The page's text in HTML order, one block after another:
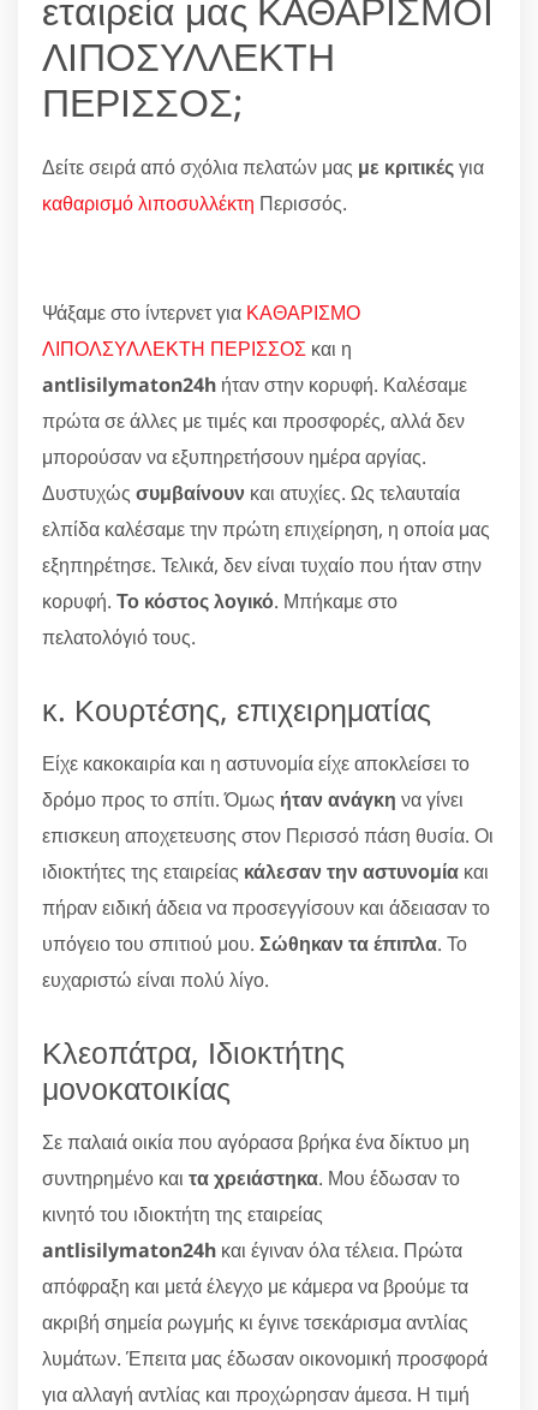
εταιρεία μας ΚΑΘΑΡΙΣΜΟΙ
ΛΙΠΟΣΥΛΛΕΚΤΗ
ΠΕΡΙΣΣΟΣ;
Δείτε σειρά από σχόλια πελατών μας με κριτικέςγια
καθαρισμό λιποσυλλέκτη Περισσός.
Ψάξαμε στο ίντερνετ για ΚΑΘΑΡΙΣΜΟ
ΛΙΠΟΛΣΥΛΛΕΚΤΗ ΠΕΡΙΣΣΟΣ και η
antlisilymaton24h ήταν στην κορυφή. Καλέσαμε
πρώτα σε άλλες με τιμές και προσφορές, αλλά δεν
μπορούσαν να εξυπηρετήσουν ημέρα αργίας.
Δυστυχώς συμβαίνουν και ατυχίες. Ως τελαυταία
ελπίδα καλέσαμε την πρώτη επιχείρηση, η οποία μας
εξηπηρέτησε. Τελικά, δεν είναι τυχαίο που ήταν στην
κορυφή. Το κόστος λογικό. Μπήκαμε στο
πελατολόγιό τους.
κ. Κουρτέσης, επιχειρηματίας
Είχε κακοκαιρία και η αστυνομία είχε αποκλείσει το
δρόμο προς το σπίτι. Όμως ήταν ανάγκη να γίνει
επισκευη αποχετευσης στον Περισσό πάση θυσία. Οι
ιδιοκτήτες της εταιρείας κάλεσαν την αστυνομία και
πήραν ειδική άδεια να προσεγγίσουν και άδειασαν το
υπόγειο του σπιτιού μου. Σώθηκαν τα έπιπλα. Το
ευχαριστώ είναι πολύ λίγο.
Κλεοπάτρα, Ιδιοκτήτης
μονοκατοικίας
Σε παλαιά οικία που αγόρασα βρήκα ένα δίκτυο μη
συντηρημένο και τα χρειάστηκα. Μου έδωσαν το
κινητό του ιδιοκτήτη της εταιρείας
antlisilymaton24h και έγιναν όλα τέλεια. Πρώτα
απόφραξη και μετά έλεγχο με κάμερα να βρούμε τα
ακριβή σημεία ρωγμής κι έγινε τσεκάρισμα αντλίας
λυμάτων. Έπειτα μας έδωσαν οικονομική προσφορά
για αλλαγή αντλίας και προχώρησαν άμεσα. Η τιμή